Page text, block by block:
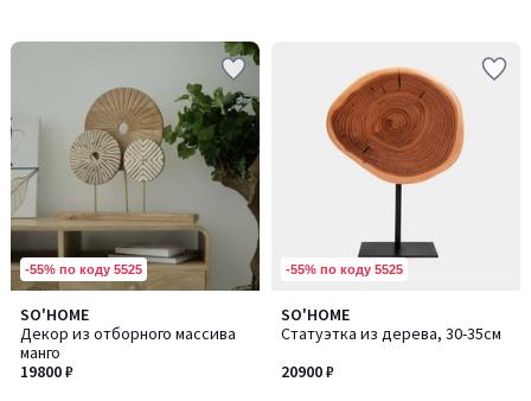
-55% по коду 5525
SO'HOME
Декор из отборного массива
манго
19800 ₽
-55% по коду 5525
SO'HOME
Статуэтка из дерева, 30-35см
20900 ₽